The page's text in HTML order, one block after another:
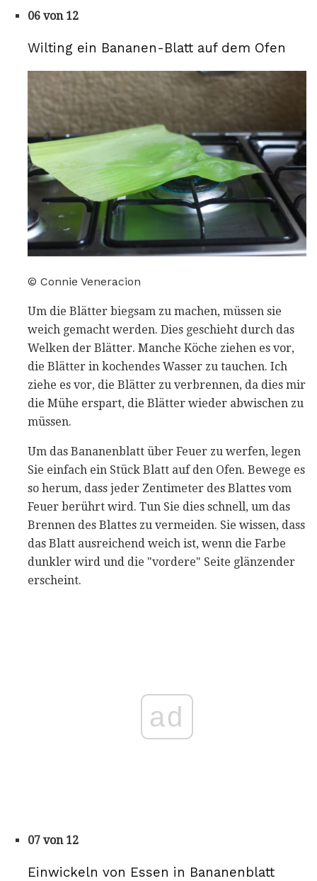
06 von 12
Wilting ein Bananen-Blatt auf dem Ofen
© Connie Veneracion
Um die Blätter biegsam zu machen, müssen sie
weich gemacht werden. Dies geschieht durch das
Welken der Blätter. Manche Köche ziehen es vor,
die Blätter in kochendes Wasser zu tauchen. Ich
ziehe es vor, die Blätter zu verbrennen, da dies mir
die Mühe erspart, die Blätter wieder abwischen zu
müssen.
Um das Bananenblatt über Feuer zu werfen, legen
Sie einfach ein Stück Blatt auf den Ofen. Bewege es
so herum, dass jeder Zentimeter des Blattes vom
Feuer berührt wird. Tun Sie dies schnell, um das
Brennen des Blattes zu vermeiden. Sie wissen, dass
das Blatt ausreichend weich ist, wenn die Farbe
dunkler wird und die "vordere" Seite glänzender
erscheint.
ad
07 von 12
Einwickeln von Essen in Bananenblatt